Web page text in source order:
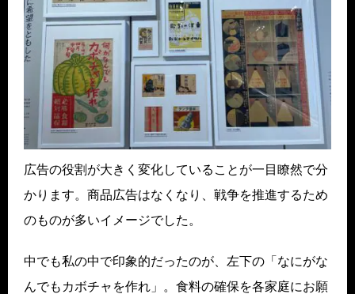
広告の役割が大きく変化していることが一目瞭然で分
かります。商品広告はなくなり、戦争を推進するため
のものが多いイメージでした。
中でも私の中で印象的だったのが、左下の「なにがな
んでもカボチャを作れ」。食料の確保を各家庭にお願